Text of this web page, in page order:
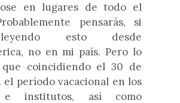
en lugares de todo el
pensarás, si
esto desde
no en mi país. Pero lo
coincidiendo el 30 de
el período vacacional en los
e institutos, así como